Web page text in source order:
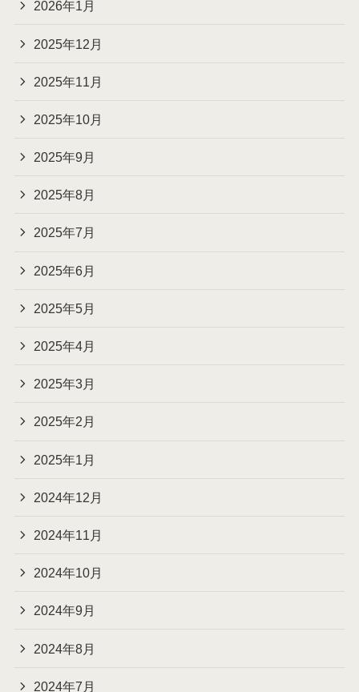
2026年1月
2025年12月
2025年11月
2025年10月
2025年9月
2025年8月
2025年7月
2025年6月
2025年5月
2025年4月
2025年3月
2025年2月
2025年1月
2024年12月
2024年11月
2024年10月
2024年9月
2024年8月
2024年7月